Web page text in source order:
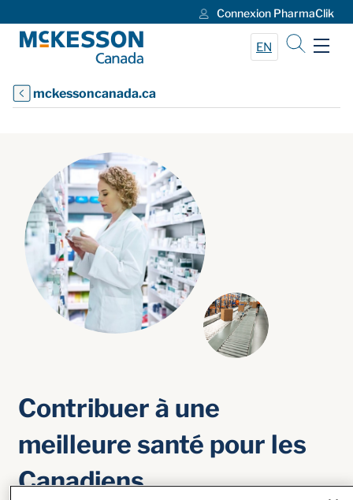
Connexion PharmaClik
EN
mckessoncanada.ca
Contribuer à une
meilleure santé pour les
Canadiens